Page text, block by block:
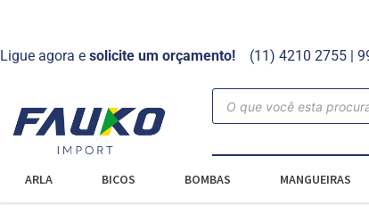
Ligue agora e solicite um orçamento! (11) 4210 2755 |
ARLA BICOS BOMBAS MANGUEIRAS